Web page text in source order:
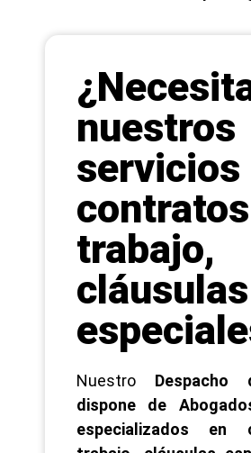
nuestros
servicios
trabajo,
cláusulas
Nuestro Despacho
dispone de
especializados en